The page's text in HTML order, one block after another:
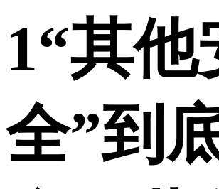
1“其他
全”到